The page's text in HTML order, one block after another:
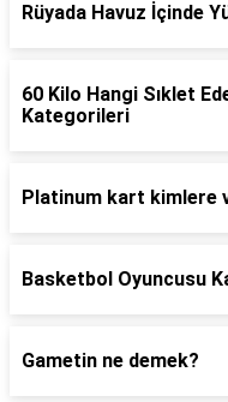
Rüyada Havuz İçinde
60 Kilo Hangi Sıklet
Kategorileri
Platinum kart kimlere
Basketbol Oyuncusu
Gametin ne demek?